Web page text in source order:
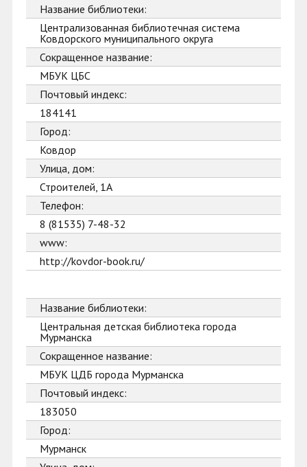
Название библиотеки:
Централизованная библиотечная система
Ковдорского муниципального округа
Сокращенное название:
МБУК ЦБС
Почтовый индекс:
184141
Город:
Ковдор
Улица, дом:
Строителей, 1А
Телефон:
8 (81535) 7-48-32
www:
http://kovdor-book.ru/
Название библиотеки:
Центральная детская библиотека города
Мурманска
Сокращенное название:
МБУК ЦДБ города Мурманска
Почтовый индекс:
183050
Город:
Мурманск